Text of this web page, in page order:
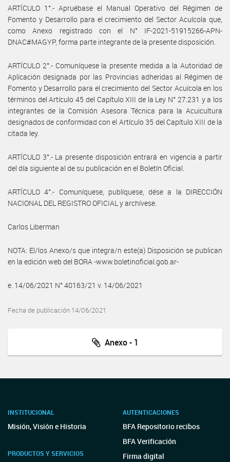
ARTÍCULO 1°.- Apruébase el Manual Operativo del Régimen de
Fomento y Desarrollo para el crecimiento del Sector Acuícola que,
como Anexo registrado con el N° IF-2021-51915266-APN-
DNAC#MAGYP, forma parte integrante de la presente disposición.
ARTÍCULO 2°.- Comuníquese la presente medida a la Autoridad de
Aplicación designada por las Provincias adheridas al Régimen de
Fomento y Desarrollo para el crecimiento del Sector Acuícola en los
términos del Artículo 45 del Capítulo XIII de la Ley N° 27.231 y a los
integrantes de la Comisión Asesora Técnica para la Acuicultura
designados de conformidad con el Artículo 35 del Capítulo XIII de la
citada ley.
ARTÍCULO 3°.- La presente disposición entrará en vigencia a partir
del día siguiente al de su publicación en el Boletín Oficial.
ARTÍCULO 4°.- Comuníquese, publíquese, dése a la DIRECCIÓN
NACIONAL DEL REGISTRO OFICIAL y archívese.
Carlos Liberman
NOTA: El/los Anexo/s que integra/n este(a) Disposición se publican
en la edición web del BORA -www.boletinoficial.gob.ar-
e. 14/06/2021 N° 40163/21 v. 14/06/2021
Fecha de publicación 14/06/2021
Anexo - 1
INSTITUCIONAL
Misión, Visión e Historia
PRODUCTOS Y SERVICIOS
AUTENTICACIONES
BFA Repositorio recibos
BFA Verificación
Firma digital